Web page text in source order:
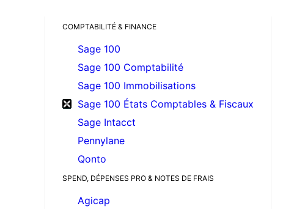
COMPTABILITÉ & FINANCE
Sage 100
Sage 100 Comptabilité
Sage 100 Immobilisations
Sage 100 États Comptables & Fiscaux
Sage Intacct
Pennylane
Qonto
SPEND, DÉPENSES PRO & NOTES DE FRAIS
Agicap